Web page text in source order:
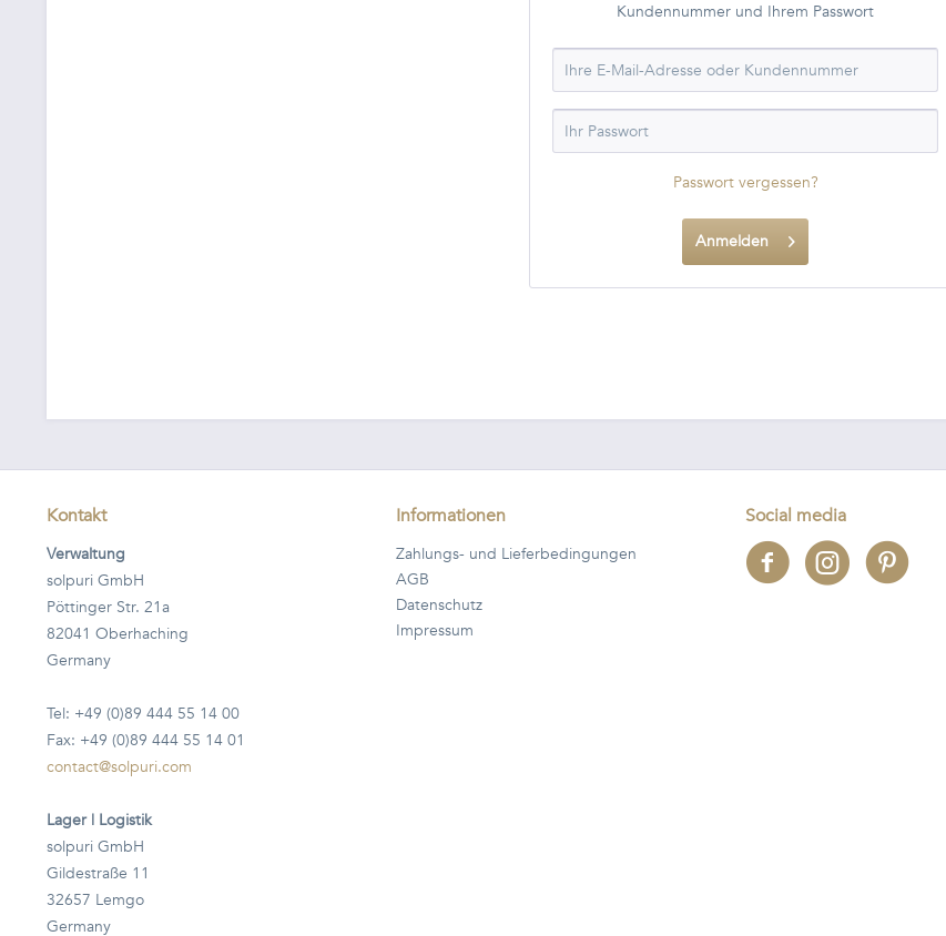
Kundennummer und Ihrem Passwort
Passwort vergessen?
Anmelden
Kontakt
Verwaltung
solpuri GmbH
Pöttinger Str. 21a
82041 Oberhaching
Germany
Tel: +49 (0)89 444 55 14 00
Fax: +49 (0)89 444 55 14 01
contact@solpuri.com
Lager | Logistik
solpuri GmbH
Gildestraße 11
32657 Lemgo
Germany
Informationen
Zahlungs- und Lieferbedingungen
AGB
Datenschutz
Impressum
Social media